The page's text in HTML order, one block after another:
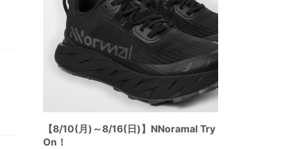
【8/10(月)～8/16(日)】NNoramal Try
On！